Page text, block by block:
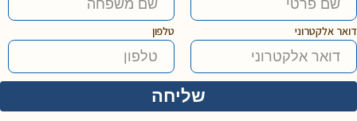
דואר אלקטרוני טלפון